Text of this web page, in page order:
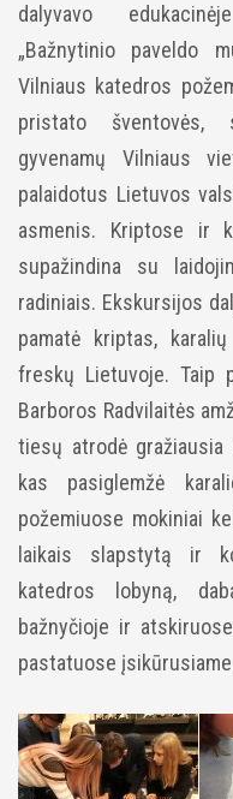
dalyvavo
„Bažnytinio paveldo
Vilniaus katedros
pristato šventovės,
gyvenamų Vilniaus
palaidotus Lietuvos
asmenis. Kriptose ir
supažindina su
radiniais. Ekskursijos
pamatė kriptas,
freskų Lietuvoje. Taip
Barboros Radvilaitės
tiesų atrodė
kas pasiglemžė
požemiuose mokiniai
laikais slapstytą ir
katedros lobyną,
bažnyčioje ir
pastatuose